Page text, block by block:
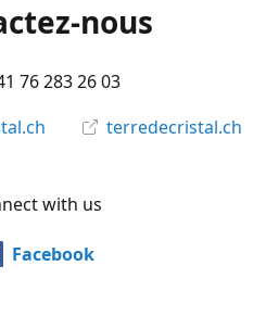
nous
76 283 26 03
terredecristal.ch
with us
Facebook